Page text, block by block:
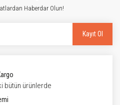
Haberdar Olun!
Kayıt Ol
bütün ürünlerde